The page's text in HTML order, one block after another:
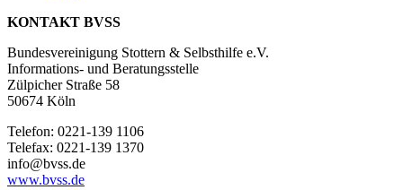
KONTAKT BVSS
Bundesvereinigung Stottern & Selbsthilfe e.V.
Informations- und Beratungsstelle
Zülpicher Straße 58
50674 Köln
Telefon: 0221-139 1106
Telefax: 0221-139 1370
info@bvss.de
www.bvss.de